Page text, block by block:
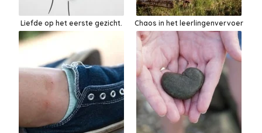
Liefde op het eerste gezicht. Chaos in het leerlingenvervoer